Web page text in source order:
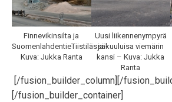
Finnevikinsilta ja
SuomenlahdentieTiistilässä-
Kuva: Jukka Ranta
Uusi liikennenympyrä
ja kuuluisa viemärin
kansi – Kuva: Jukka
Ranta
[/fusion_builder_column][/
[/fusion_builder_container]